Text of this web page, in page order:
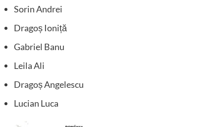
Sorin Andrei
Dragoș Ioniță
Gabriel Banu
Leila Ali
Dragoș Angelescu
Lucian Luca